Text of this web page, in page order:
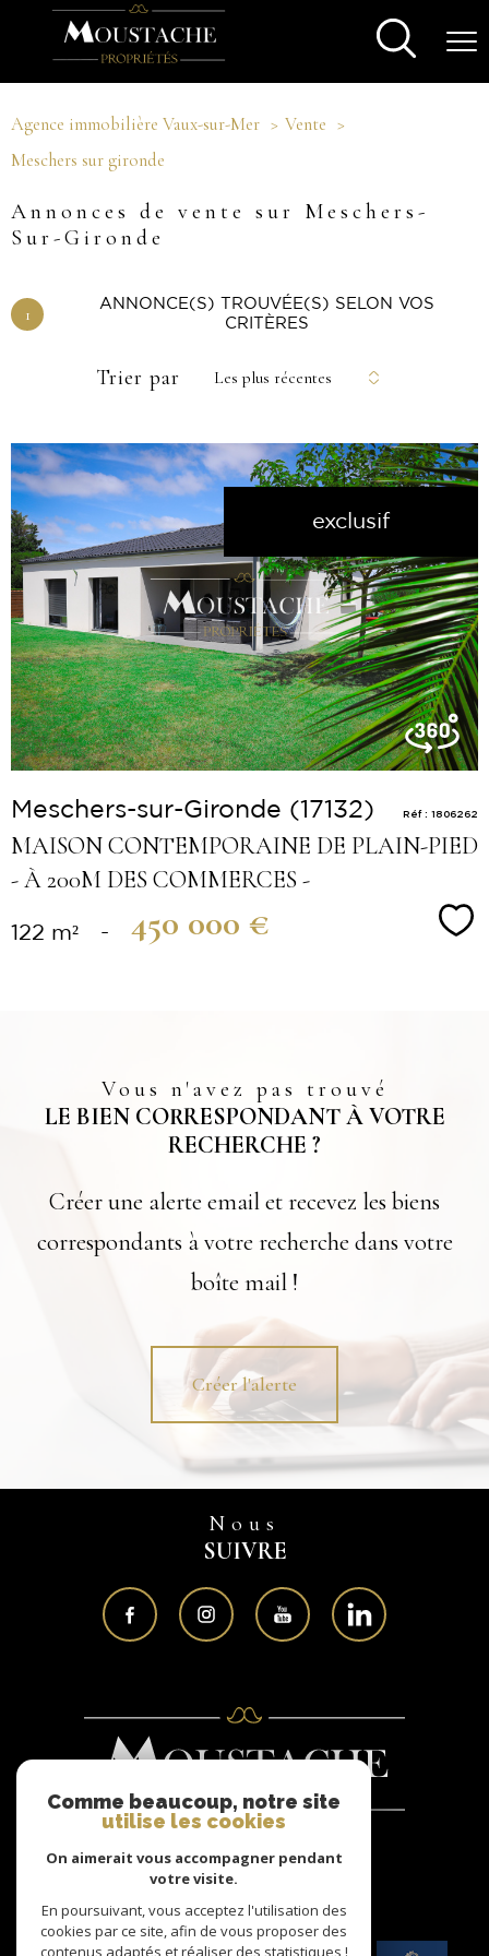
Agence immobilière Vaux-sur-Mer
Vente
Meschers sur gironde
Annonces de vente sur Meschers-
Sur-Gironde
1
ANNONCE(S) TROUVÉE(S) SELON VOS
CRITÈRES
Trier par Les plus récentes
exclusif
Voir le
bien
Meschers-sur-Gironde (17132)
MAISON CONTEMPORAINE DE PLAIN-PIED
- À 200M DES COMMERCES -
Réf : 1806262
122 m² - 450 000 €
Vous n'avez pas trouvé
LE BIEN CORRESPONDANT À VOTRE
RECHERCHE ?
Créer une alerte email et recevez les biens
correspondants à votre recherche dans votre
boîte mail !
Créer l'alerte
Nous
SUIVRE
Nous
ADHÉRONS
Comme beaucoup, notre site
utilise les cookies
On aimerait vous accompagner pendant
votre visite.
En poursuivant, vous acceptez l'utilisation des
cookies par ce site, afin de vous proposer des
contenus adaptés et réaliser des statistiques !